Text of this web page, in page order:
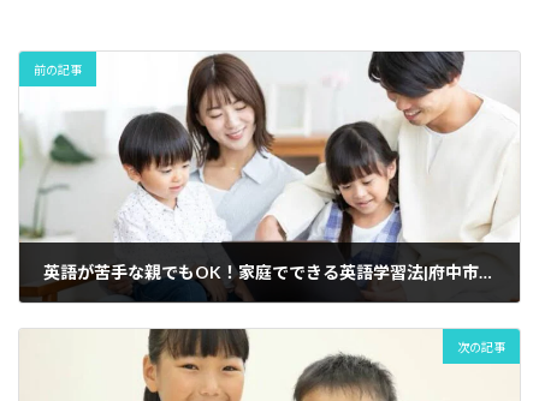
の
子
供
ヒ
ダ
ン
ス
JDAC
o
k
k
y
s
前の記事
英語が苦手な親でもOK！家庭でできる英語学習法|府中市人気のでClover Hillベネッセの子供英語・英会話教室BE studio
次の記事